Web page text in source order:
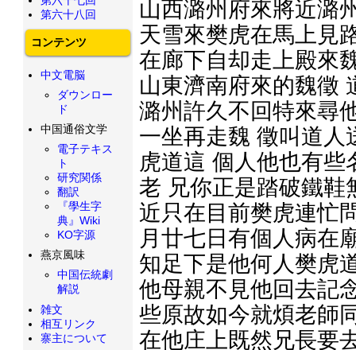
山西潞州府來將近潞
天雪來樊虎在馬上見
在廊下自却走上殿來
山東濟南府來的魏徵
潞州許久不回特來尋
一坐再走魏 徵叫道人
虎道這 個人他也有
老 兄你正是踏破鐵鞋
近只在目前樊虎連忙
月廿七日有個人病在
知足下是他何人樊虎
他母親不見他回去記
些原故如今就煩老師
在他庄上既然兄長要
第六十八回
コンテンツ
中文電脳
ダウンロー
ド
中国通俗文学
電子テキス
ト
研究関係
翻訳
『學生字
典』Wiki
KO字源
燕京風味
中国伝統劇
解説
雑文
相互リンク
寨主について